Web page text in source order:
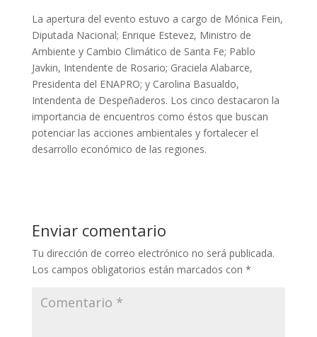
La apertura del evento estuvo a cargo de Mónica Fein,
Diputada Nacional; Enrique Estevez, Ministro de
Ambiente y Cambio Climático de Santa Fe; Pablo
Javkin, Intendente de Rosario; Graciela Alabarce,
Presidenta del ENAPRO; y Carolina Basualdo,
Intendenta de Despeñaderos. Los cinco destacaron la
importancia de encuentros como éstos que buscan
potenciar las acciones ambientales y fortalecer el
desarrollo económico de las regiones.
Enviar comentario
Tu dirección de correo electrónico no será publicada.
Los campos obligatorios están marcados con *